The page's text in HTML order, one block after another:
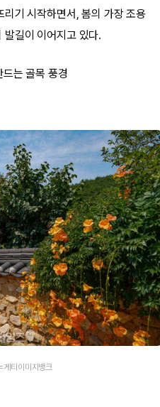
기 시작하면서, 봄의 가장 조용
발길이 이어지고 있다.
는 골목 풍경
게티이미지뱅크